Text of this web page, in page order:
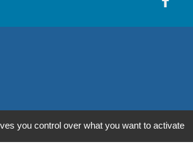
you control over what you want to activate